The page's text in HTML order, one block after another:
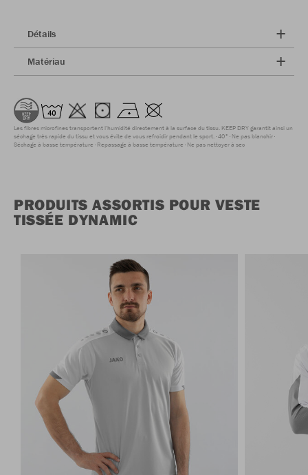
Détails
Matériau
Les fibres microfines transportent l'humidité directement à la surface du tissu. KEEP DRY garantit ainsi un
séchage très rapide du tissu et vous évite de vous refroidir pendant le sport. 40° Ne pas blanchir
Séchage à basse température Repassage à basse température Ne pas nettoyer à sec
PRODUITS ASSORTIS POUR VESTE
TISSÉE DYNAMIC